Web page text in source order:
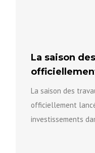
La saison
La saison des
officiellement
investissements